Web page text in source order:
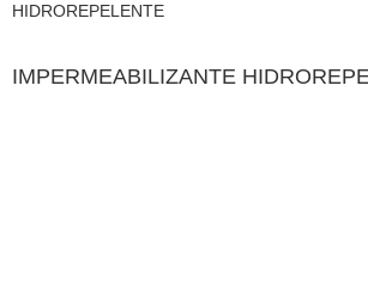
HIDROREPELENTE
IMPERMEABILIZANTE